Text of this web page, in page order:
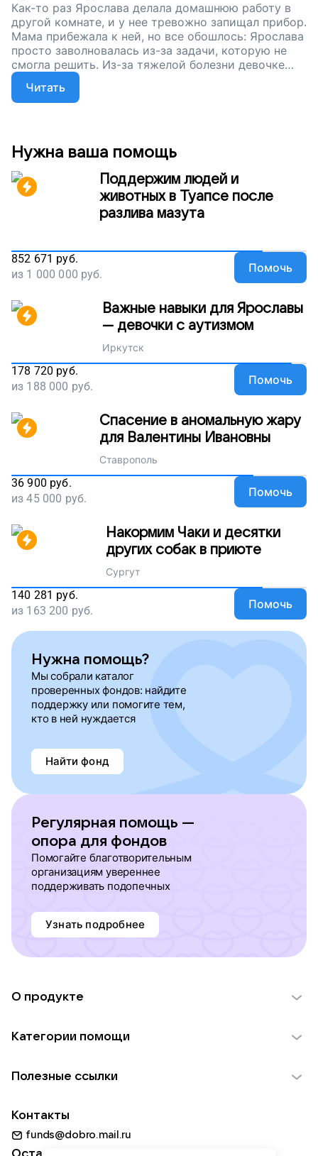
Как-то раз Ярослава делала домашнюю работу в
другой комнате, и у нее тревожно запищал прибор.
Мама прибежала к ней, но все обошлось: Ярослава
просто заволновалась из-за задачи, которую не
смогла решить. Из-за тяжелой болезни девочке
все сложнее дышать даже при малейшей нагрузке,
и, чтобы Ярославе всегда хватало кислорода, мы
собираем деньги на аппарат неинвазивной
Читать
Нужна ваша помощь
Поддержим людей и
животных в Туапсе после
разлива мазута
852 671 руб.
из 1 000 000 руб. Помочь
Важные навыки для Ярославы
— девочки с аутизмом
Иркутск
178 720 руб.
из 188 000 руб. Помочь
Спасение в аномальную жару
для Валентины Ивановны
Ставрополь
36 900 руб.
из45 000 руб. Помочь
Накормим Чаки и десятки
других собак в приюте
Сургут
140 281 руб.
из 163 200 руб. Помочь
Нужна помощь?
Мы собрали каталог
проверенных фондов: найдите
поддержку или помогите тем,
кто в ней нуждается
Найти фонд
Регулярная помощь —
опора для фондов
Помогайте благотворительным
организациям увереннее
поддерживать подопечных
Узнать подробнее
О продукте
Использование материалов
Для НКО
Партнерам
Категории помощи
Пожилым
Животным
Полезные ссылки
Добрый день
Контакты
funds@dobro.mail.ru